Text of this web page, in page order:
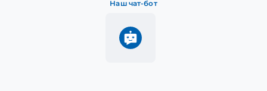
Наш чат-бот